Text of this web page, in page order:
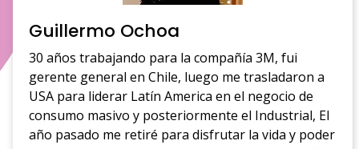
Guillermo Ochoa
30 años trabajando para la compañía 3M, fui
gerente general en Chile, luego me trasladaron a
USA para liderar Latín America en el negocio de
consumo masivo y posteriormente el Industrial, El
año pasado me retiré para disfrutar la vida y poder